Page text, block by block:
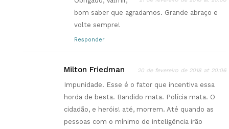
bom saber que agradamos. Grande abraço e
volte sempre!
Responder
Milton Friedman 20 de fevereiro de 2018 at 20:06
Impunidade. Esse é o fator que incentiva essa
horda de besta. Bandido mata. Polícia mata. O
cidadão, e heróis! até, morrem. Até quando as
pessoas com o mínimo de inteligência irão